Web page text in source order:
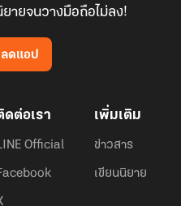
ายจนวางมือถือไม่ลง!
ดแอป
ดต่อเรา
Official
เพิ่มเติม
ข่าวสาร
เขียนนิยาย